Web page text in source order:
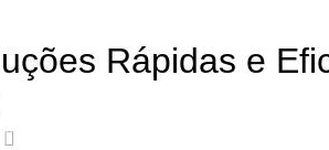
Rápidas e
0